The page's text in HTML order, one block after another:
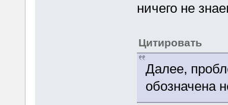
ничего не
Цитировать
Далее,
обозначена